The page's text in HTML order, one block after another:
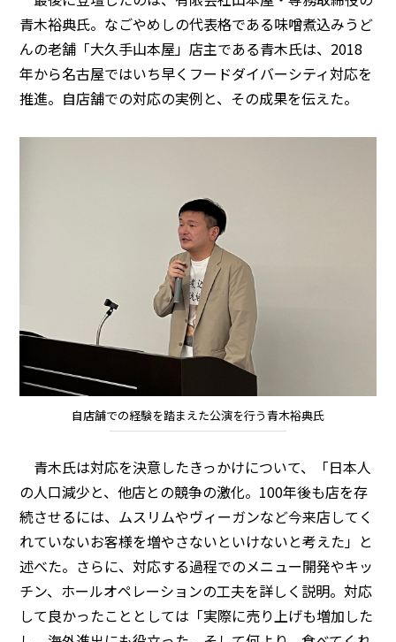
青木裕典氏。なごやめしの代表格である味噌煮込みうど
んの老舗「大久手山本屋」店主である青木氏は、2018
年から名古屋ではいち早くフードダイバーシティ対応を
推進。自店舗での対応の実例と、その成果を伝えた。
自店舗での経験を踏まえた公演を行う青木裕典氏
青木氏は対応を決意したきっかけについて、「日本人
の人口減少と、他店との競争の激化。100年後も店を存
続させるには、ムスリムやヴィーガンなど今来店してく
れていないお客様を増やさないといけないと考えた」と
述べた。さらに、対応する過程でのメニュー開発やキッ
チン、ホールオペレーションの工夫を詳しく説明。対応
して良かったこととしては「実際に売り上げも増加した